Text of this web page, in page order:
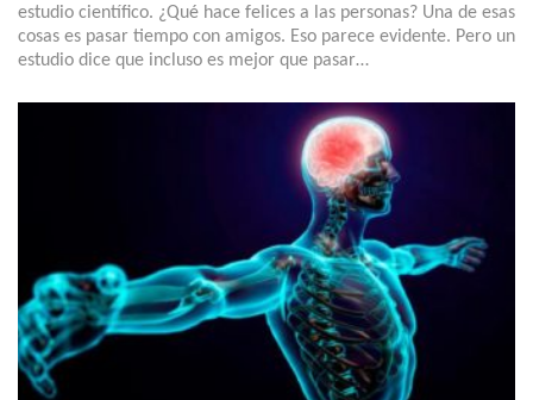
estudio científico. ¿Qué hace felices a las personas? Una de esas
cosas es pasar tiempo con amigos. Eso parece evidente. Pero un
estudio dice que incluso es mejor que pasar…